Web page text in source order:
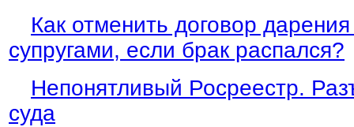
Как отменить договор
супругами, если брак распался?
Непонятливый Росреестр.
суда